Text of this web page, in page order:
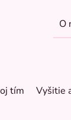
O
tím Vyšitie